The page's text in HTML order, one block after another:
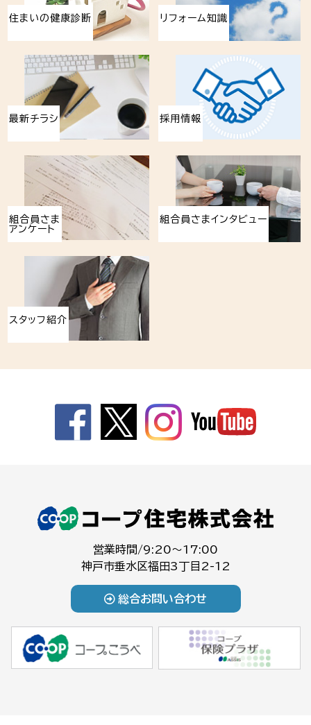
住まいの健康診断 リフォーム知識
最新チラシ 採用情報
組合員さま
アンケート
組合員さまインタビュー
スタッフ紹介
営業時間/9:20～17:00
神戸市垂水区福田3丁目2-12
総合お問い合わせ